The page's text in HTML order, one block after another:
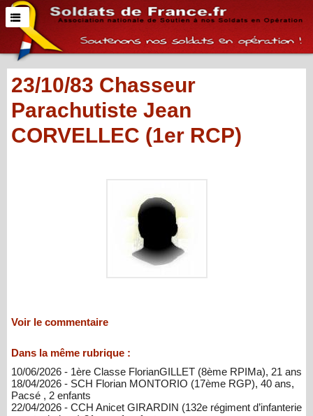
23/10/83 Chasseur
Parachutiste Jean
CORVELLEC (1er RCP)
Voir le commentaire
Dans la même rubrique :
10/06/2026 - 1ère Classe FlorianGILLET (8ème RPIMa), 21 ans
18/04/2026 - SCH Florian MONTORIO (17ème RGP), 40 ans,
Pacsé , 2 enfants
22/04/2026 - CCH Anicet GIRARDIN (132e régiment d’infanterie